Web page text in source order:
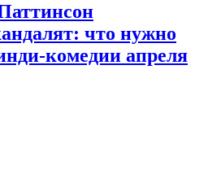
что нужно
комедии апреля